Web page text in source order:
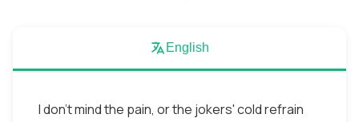
English
I don't mind the pain, or the jokers' cold refrain